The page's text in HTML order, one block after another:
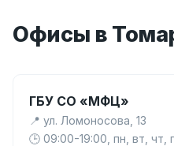
Офисы в
ГБУ СО «МФЦ»
📍 ул. Ломоносова, 13
🕒 09:00-19:00, пн, вт, чт,